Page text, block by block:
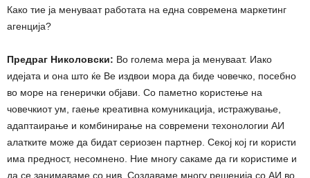
Како тие ја менуваат работата на една современа маркетинг
агенција?
Предраг Николовски: Во голема мера ја менуваат. Иако
идејата и она што ќе Ве издвои мора да биде човечко, посебно
во море на генерички објави. Со паметно користење на
човечкиот ум, гаење креативна комуникација, истражување,
адаптаирање и комбинирање на современи техонологии АИ
алатките може да бидат сериозен партнер. Секој кој ги користи
има предност, несомнено. Ние многу сакаме да ги користиме и
да се занимаваме со нив. Создаваме многу решенија со АИ во